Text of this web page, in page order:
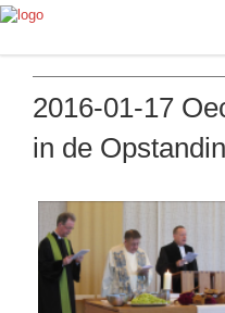
2016-01-17
in de